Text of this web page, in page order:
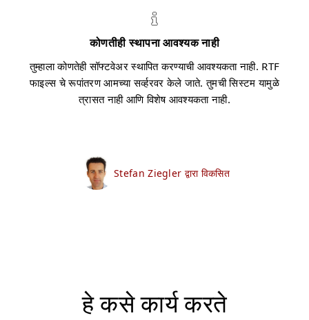
कोणतीही स्थापना आवश्यक नाही
तुम्हाला कोणतेही सॉफ्टवेअर स्थापित करण्याची आवश्यकता नाही. RTF
फाइल्स चे रूपांतरण आमच्या सर्व्हरवर केले जाते. तुमची सिस्टम यामुळे
त्रासत नाही आणि विशेष आवश्यकता नाही.
Stefan Ziegler द्वारा विकसित
हे कसे कार्य करते